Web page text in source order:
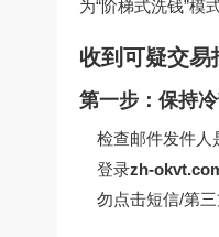
为“阶梯式洗钱”模
收到可疑交易
第一步：保持
检查邮件发件人
登录zh-
勿点击短信/第